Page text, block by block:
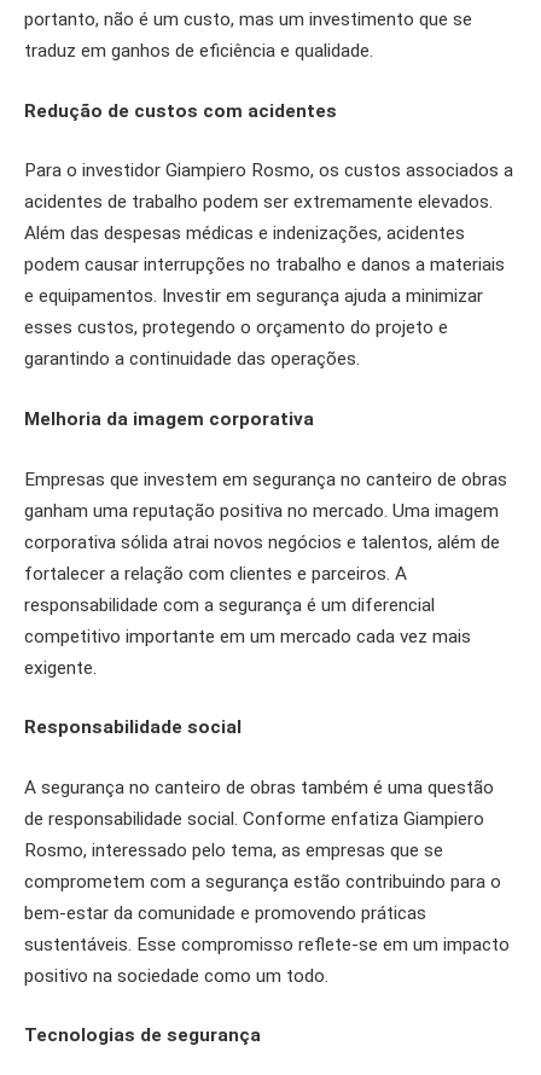
portanto, não é um custo, mas um investimento que se
traduz em ganhos de eficiência e qualidade.
Redução de custos com acidentes
Para o investidor Giampiero Rosmo, os custos associados a
acidentes de trabalho podem ser extremamente elevados.
Além das despesas médicas e indenizações, acidentes
podem causar interrupções no trabalho e danos a materiais
e equipamentos. Investir em segurança ajuda a minimizar
esses custos, protegendo o orçamento do projeto e
garantindo a continuidade das operações.
Melhoria da imagem corporativa
Empresas que investem em segurança no canteiro de obras
ganham uma reputação positiva no mercado. Uma imagem
corporativa sólida atrai novos negócios e talentos, além de
fortalecer a relação com clientes e parceiros. A
responsabilidade com a segurança é um diferencial
competitivo importante em um mercado cada vez mais
exigente.
Responsabilidade social
A segurança no canteiro de obras também é uma questão
de responsabilidade social. Conforme enfatiza Giampiero
Rosmo, interessado pelo tema, as empresas que se
comprometem com a segurança estão contribuindo para o
bem-estar da comunidade e promovendo práticas
sustentáveis. Esse compromisso reflete-se em um impacto
positivo na sociedade como um todo.
Tecnologias de segurança